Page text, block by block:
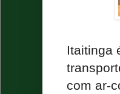
Itaitinga
com ar-